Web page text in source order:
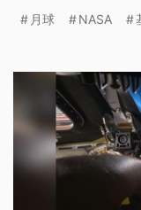
陽能發電設備，
月球 NASA